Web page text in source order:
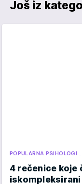
Još iz
POPULARNA PSIHOLOGI…
4 rečenice koje
iskompleksirani